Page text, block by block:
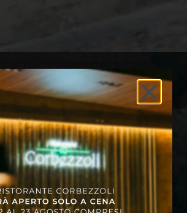
degli investimenti
del turismo